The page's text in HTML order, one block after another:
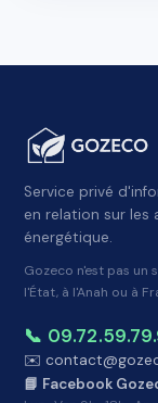
Service privé
en relation sur les
énergétique.
Gozeco n'est pas un
l'État, à l'Anah ou à
📞
✉️
📘 Facebook